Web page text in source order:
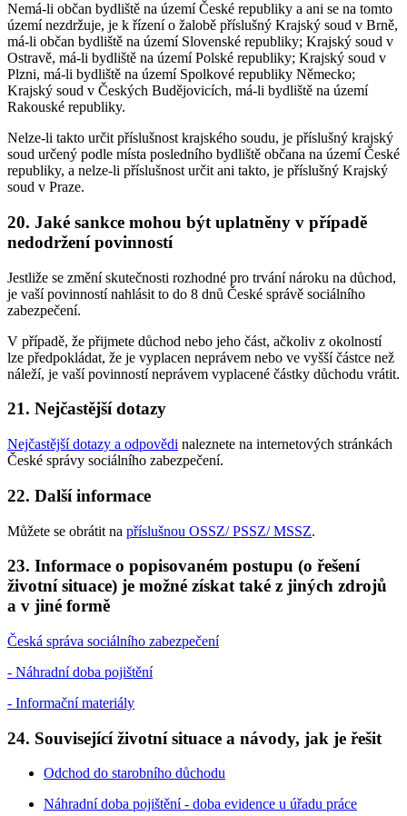
Nemá-li občan bydliště na území České republiky a ani se na tomto
území nezdržuje, je k řízení o žalobě příslušný Krajský soud v Brně,
má-li občan bydliště na území Slovenské republiky; Krajský soud v
Ostravě, má-li bydliště na území Polské republiky; Krajský soud v
Plzni, má-li bydliště na území Spolkové republiky Německo;
Krajský soud v Českých Budějovicích, má-li bydliště na území
Rakouské republiky.
Nelze-li takto určit příslušnost krajského soudu, je příslušný krajský
soud určený podle místa posledního bydliště občana na území České
republiky, a nelze-li příslušnost určit ani takto, je příslušný Krajský
soud v Praze.
20. Jaké sankce mohou být uplatněny v případě
nedodržení povinností
Jestliže se změní skutečnosti rozhodné pro trvání nároku na důchod,
je vaší povinností nahlásit to do 8 dnů České správě sociálního
zabezpečení.
V případě, že přijmete důchod nebo jeho část, ačkoliv z okolností
lze předpokládat, že je vyplacen neprávem nebo ve vyšší částce než
náleží, je vaší povinností neprávem vyplacené částky důchodu vrátit.
21. Nejčastější dotazy
Nejčastější dotazy a odpovědi naleznete na internetových stránkách
České správy sociálního zabezpečení.
22. Další informace
Můžete se obrátit na příslušnou OSSZ/ PSSZ/ MSSZ.
23. Informace o popisovaném postupu (o řešení
životní situace) je možné získat také z jiných zdrojů
a v jiné formě
Česká správa sociálního zabezpečení
- Náhradní doba pojištění
- Informační materiály
24. Související životní situace a návody, jak je řešit
Odchod do starobního důchodu
Náhradní doba pojištění - doba evidence u úřadu práce